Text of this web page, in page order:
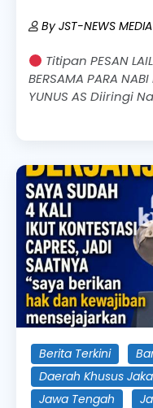
ByJST-NEWS MEDIA
Titipan PESAN
BERSAMA PARA
YUNUS AS Diiringi
Berita Terkini
Daerah Khusus
Jawa Tengah